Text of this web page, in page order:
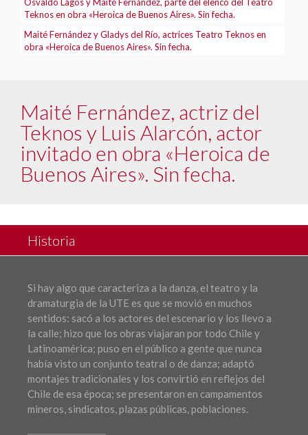
Teknos en obra «Heroica de Buenos Aires». Sin fecha.
Maité Fernández y Gladys del Río, actrices Teatro Teknos en
obra «Heroica de Buenos Aires». Sin fecha.
Maité Fernández, actriz del
Teknos y Luis Alarcón, actor
invitado en obra «Heroica de
Buenos Aires». Sin fecha.
Historia
Si hay algo que caracteriza a la danza, el teatro y la
dramaturgia de la UTE es que se movió en muchos
sentidos: sacó a los actores del escenario y los llevo a
la calle; hizo que los obras viajaran por todo Chile y
Latinoamérica; puso en el público a gente que nunca
había visto un conjunto teatral o de danza; adaptó
montajes tradicionales y los convirtió en reflejos del
Chile de esa época; se presentaron en campamentos
mineros, sindicatos, plazas públicas, poblaciones.